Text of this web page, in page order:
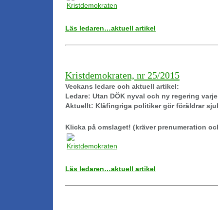
Läs ledaren…aktuell artikel
Kristdemokraten, nr 25/2015
Veckans ledare och aktuell artikel:
Ledare: Utan DÖK nyval och ny regering
Aktuellt: Klåfingriga politiker gör föräldrar
Klicka på omslaget! (kräver prenumeration
Läs ledaren…aktuell artikel